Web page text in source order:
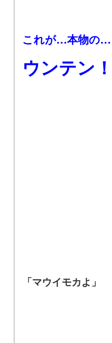
これが…本物の…
ウンテン！
「マウイモカよ」